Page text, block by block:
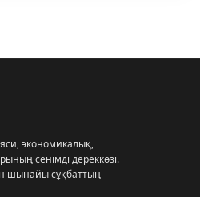
экономикалық,
сенімді дереккөзі.
шынайы сұқбаттың